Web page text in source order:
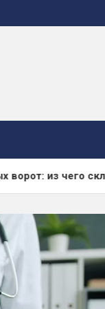
складывается цена